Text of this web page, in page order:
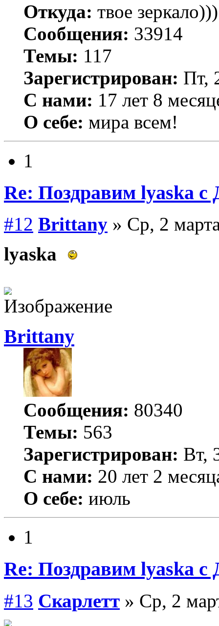
Откуда: твое зеркало)))
Сообщения: 33914
Темы: 117
Зарегистрирован: Пт,
С нами: 17 лет 8
О себе: мира всем!
1
Re: Поздравим lyaska с
#12 Brittany » Ср, 2
lyaska
Brittany
Сообщения: 80340
Темы: 563
Зарегистрирован: Вт,
С нами: 20 лет 2
О себе: июль
1
Re: Поздравим lyaska с
#13 Скарлетт » Ср, 2